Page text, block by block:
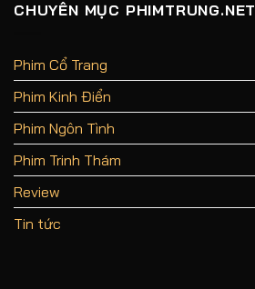
Đại
Tọa:Màn
Của
Hạo
CHUYÊN MỤC PHIMTRUNG.NET
Phim Cổ Trang
Phim Kinh Điển
Phim Ngôn Tình
Phim Trinh Thám
Review
Tin tức